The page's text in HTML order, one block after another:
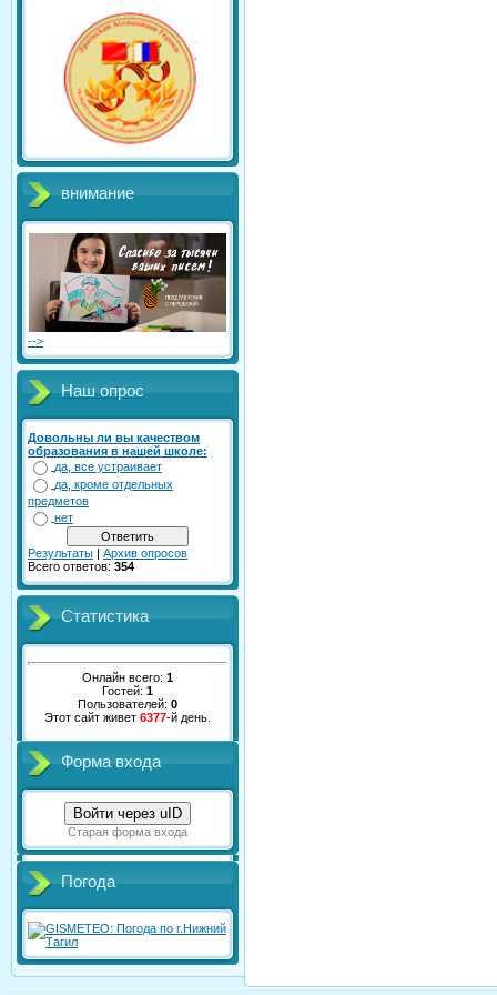
внимание
-->
Наш опрос
Довольны ли вы качеством
образования в нашей школе:
да, все устраивает
да, кроме отдельных
предметов
нет
Результаты | Архив опросов
Всего ответов: 354
Статистика
Онлайн всего: 1
Гостей: 1
Пользователей: 0
Этот сайт живет 6377-й день.
Форма входа
Войти через uID
Старая форма входа
Погода